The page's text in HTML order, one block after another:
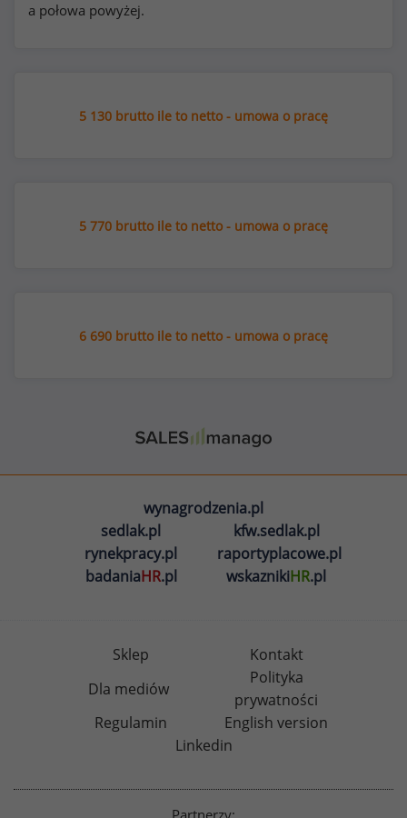
a połowa powyżej.
5 130 brutto ile to netto - umowa o pracę
5 770 brutto ile to netto - umowa o pracę
6 690 brutto ile to netto - umowa o pracę
wynagrodzenia.pl
sedlak.pl
kfw.sedlak.pl
rynekpracy.pl
raportyplacowe.pl
badaniaHR.pl wskaznikiHR.pl
Sklep
Kontakt
Dla mediów
Polityka
prywatności
Regulamin
English version
Linkedin